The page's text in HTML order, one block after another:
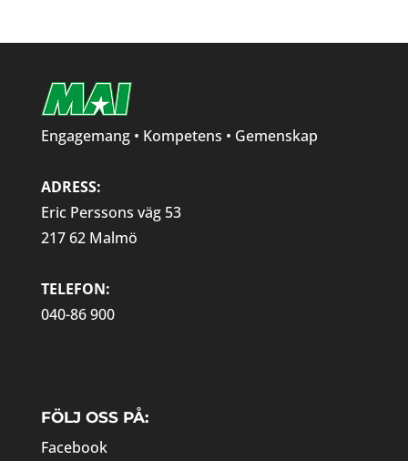
Engagemang • Kompetens • Gemenskap
ADRESS:
Eric Perssons väg 53
217 62 Malmö
TELEFON:
040-86 900
FÖLJ OSS PÅ:
Facebook